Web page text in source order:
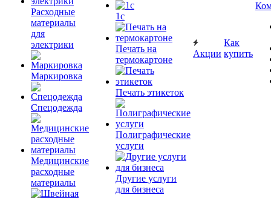
Расходные
материалы
для
электрики
Маркировка
Спецодежда
Медицинские
расходные
материалы
1c
Печать на
термокартоне
Печать этикеток
Полиграфические
услуги
Другие услуги
для бизнеса
Акции
Как
купить